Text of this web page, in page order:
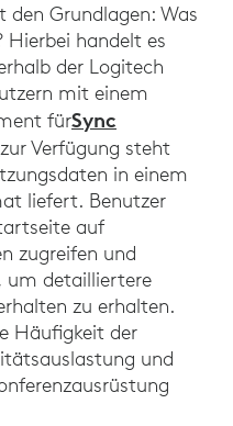
Grundlagen: Was
Hierbei handelt es
der Logitech
mit einem
fürSync
zur Verfügung steht
in einem
liefert. Benutzer
auf
zugreifen und
um detailliertere
zu erhalten.
Häufigkeit der
und